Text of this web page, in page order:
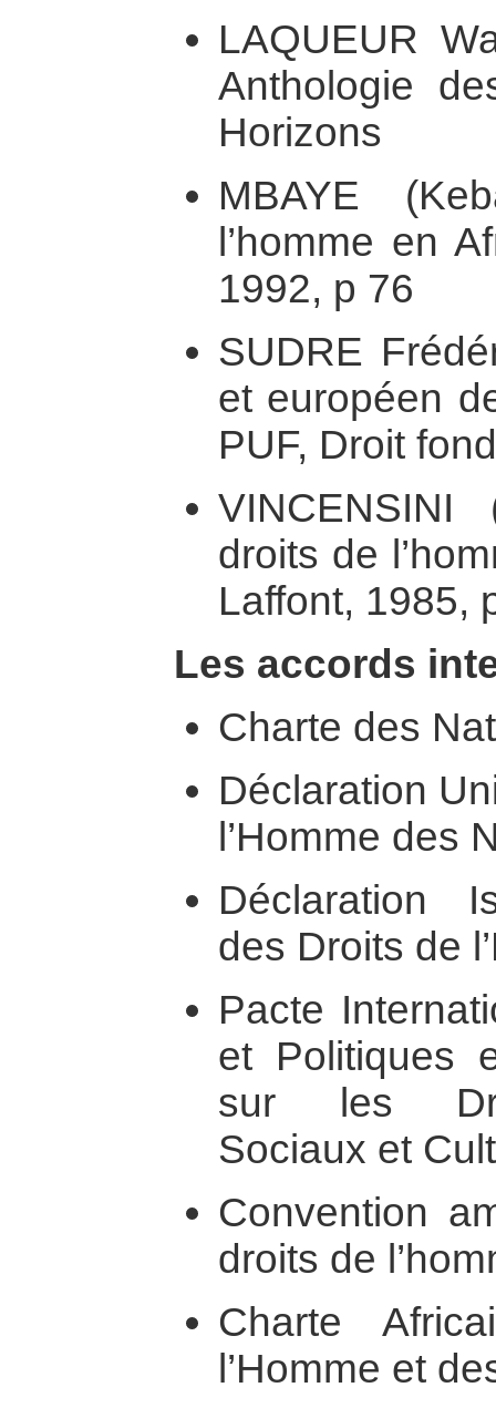
LAQUEUR
Anthologie
Horizons
MBAYE
l’homme en
1992, p 76
SUDRE
et européen
PUF, Droit
droits de
Laffont, 1985,
Les accords
Charte des
Déclaration
l’Homme des
Déclaration
des Droits de
Pacte
et Politiques
sur les
Sociaux et
Convention
droits de
Charte
l’Homme et